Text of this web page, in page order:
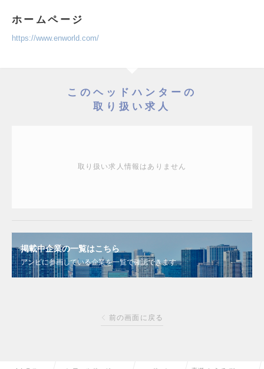
ホームページ
https://www.enworld.com/
このヘッドハンターの
取り扱い求人
取り扱い求人情報はありません
掲載中企業の一覧はこちら
アンビに参画している企業を一覧で確認できます
前の画面に戻る